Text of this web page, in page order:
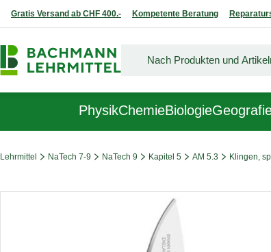
Gratis Versand ab CHF 400.- Kompetente Beratung
PhysikChemieBiologie
Lehrmittel NaTech 7-9 NaTech 9 Kapitel 5 AM 5.3 Klingen,